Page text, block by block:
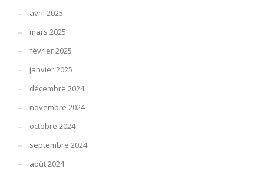
avril 2025
mars 2025
février 2025
janvier 2025
décembre 2024
novembre 2024
octobre 2024
septembre 2024
août 2024